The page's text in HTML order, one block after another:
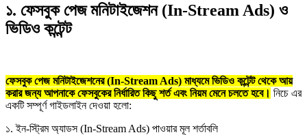
১. ফেসবুক পেজ মনিটাইজেশন (In-Stream Ads) ও
ভিডিও কন্টেন্ট
ফেসবুক পেজ মনিটাইজেশনের (In-Stream Ads) মাধ্যমে ভিডিও কন্টেন্ট থেকে আয়
করার জন্য আপনাকে ফেসবুকের নির্ধারিত কিছু শর্ত এবং নিয়ম মেনে চলতে হবে। নিচে এর
একটি সম্পূর্ণ গাইডলাইন দেওয়া হলো:
১. ইন-স্ট্রিম অ্যাডস (In-Stream Ads) পাওয়ার মূল শর্তাবলি